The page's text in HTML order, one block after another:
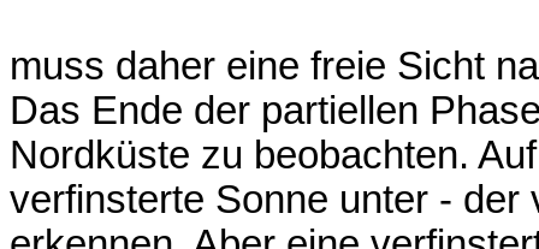
muss daher eine freie Sicht
Das Ende der partiellen
Nordküste zu beobachten.
verfinsterte Sonne unter -